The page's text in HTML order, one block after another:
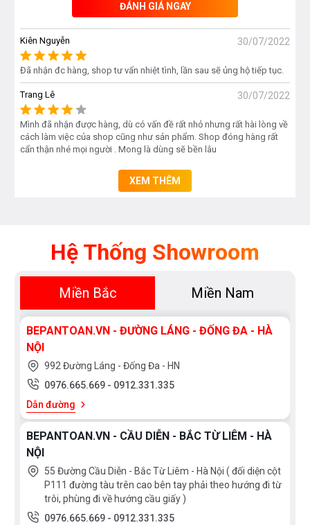
điện năng.
Thêm công suất vượt trội:
Tính năng PowerBoost được cải
tiến trong bếp từ của bạn giúp tăng thêm công suất để đẩy
nhanh quá trình nấu. Ví dụ: Bạn có thể nấu 2 lít nước sôi
nhanh gấp 3 lần so với các loại bếp khác.
ĐÁNH GIÁ NGAY
Kiên Nguyễn 30/07/2022
Đã nhận đc hàng, shop tư vấn nhiệt tình, lần sau sẽ ủng hộ tiếp tục.
Trang Lê 30/07/2022
Mình đã nhận được hàng, dù có vấn đề rất nhỏ nhưng rất hài lòng về
cách làm việc của shop cũng như sản phẩm. Shop đóng hàng rất
cẩn thận nhé mọi người . Mong là dùng sẽ bền lâu
XEM THÊM
Hệ Thống Showroom
Miền Bắc Miền Nam
BEPANTOAN.VN - ĐƯỜNG LÁNG - ĐỐNG ĐA - HÀ
NỘI
992 Đường Láng - Đống Đa - HN
0976.665.669 - 0912.331.335
Dẫn đường
BEPANTOAN.VN - CẦU DIỄN - BẮC TỪ LIÊM - HÀ
NỘI
55 Đường Cầu Diễn - Bắc Từ Liêm - Hà Nội ( đối diện cột
P111 đường tàu trên cao bên tay phải theo hướng đi từ
trôi, phùng đi về hướng cầu giấy )
0976.665.669 - 0912.331.335